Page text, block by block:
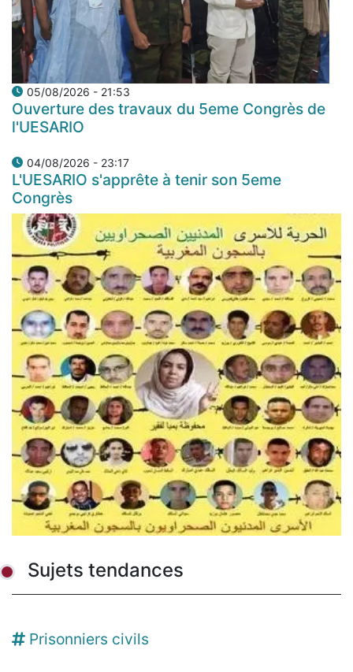
05/08/2026 - 21:53
Ouverture des travaux du 5eme Congrès de
l'UESARIO
04/08/2026 - 23:17
L'UESARIO s'apprête à tenir son 5eme
Congrès
Sujets tendances
Prisonniers civils